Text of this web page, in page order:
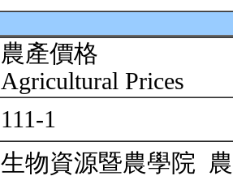
農產價格
Agricultural Prices
111-1
生物資源暨農學院